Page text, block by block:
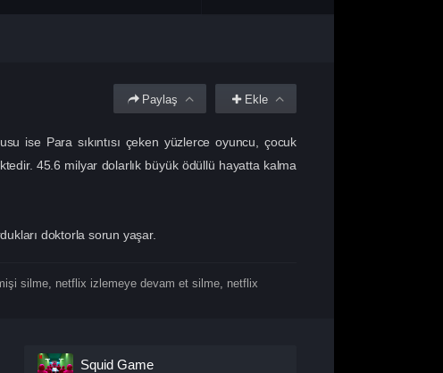
Ekle
Paylaş
ise Para sıkıntısı çeken yüzlerce oyuncu, çocuk
45.6 milyar dolarlık büyük ödüllü hayatta kalma
doktorla sorun yaşar.
silme netflix izlemeye devam et silme netflix
Squid Game